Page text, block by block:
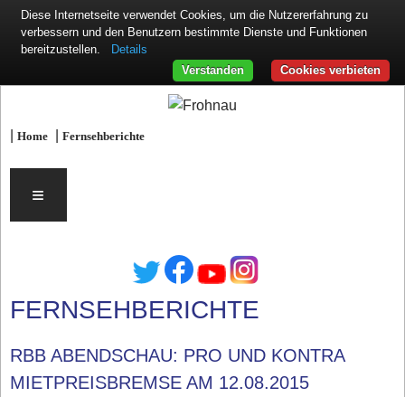
|Home |Fernsehberichte
≡
FERNSEHBERICHTE
RBB ABENDSCHAU: PRO UND KONTRA
MIETPREISBREMSE AM 12.08.2015
Diese Internetseite verwendet Cookies, um die Nutzererfahrung zu
verbessern und den Benutzern bestimmte Dienste und Funktionen
bereitzustellen.
Details
Cookies verbieten
Verstanden